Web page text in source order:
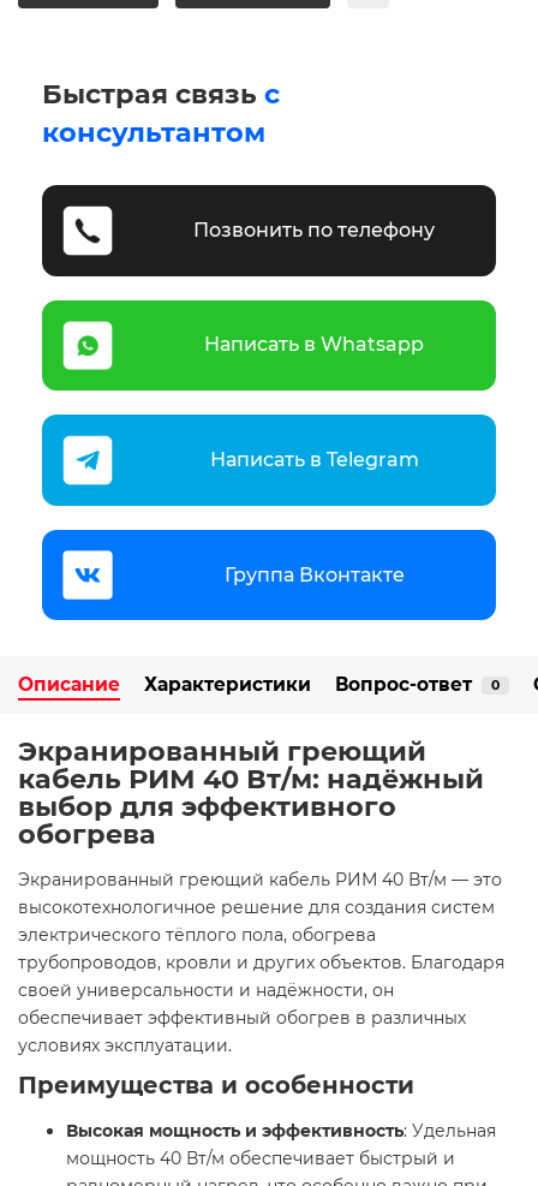
Быстрая связь с
консультантом
Позвонить по телефону
Написать в Whatsapp
Написать в Telegram
Группа Вконтакте
Описание Характеристики Вопрос-ответ 0
Экранированный греющий
кабель РИМ 40 Вт/м: надёжный
выбор для эффективного
обогрева
Экранированный греющий кабель РИМ 40 Вт/м — это
высокотехнологичное решение для создания систем
электрического тёплого пола, обогрева
трубопроводов, кровли и других объектов. Благодаря
своей универсальности и надёжности, он
обеспечивает эффективный обогрев в различных
условиях эксплуатации.
Преимущества и особенности
Высокая мощность и эффективность: Удельная
мощность 40 Вт/м обеспечивает быстрый и